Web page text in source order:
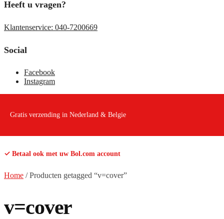
Heeft u vragen?
Klantenservice: 040-7200669
Social
Facebook
Instagram
Gratis verzending in Nederland & Belgie
✓ Betaal ook met uw Bol.com account
Home /Producten getagged “v=cover”
v=cover